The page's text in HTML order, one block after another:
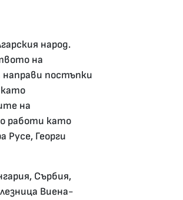
народ.
на
постъпки
като
на
работи като
Георги
Сърбия,
Виена-